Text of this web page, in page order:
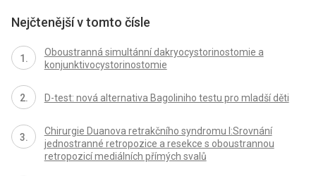
Nejčtenější v tomto čísle
Oboustranná simultánní dakryocystorinostomie a
konjunktivocystorinostomie
D-test: nová alternativa Bagoliniho testu pro mladší děti
Chirurgie Duanova retrakčního syndromu I:Srovnání
jednostranné retropozice a resekce s oboustrannou
retropozicí mediálních přímých svalů